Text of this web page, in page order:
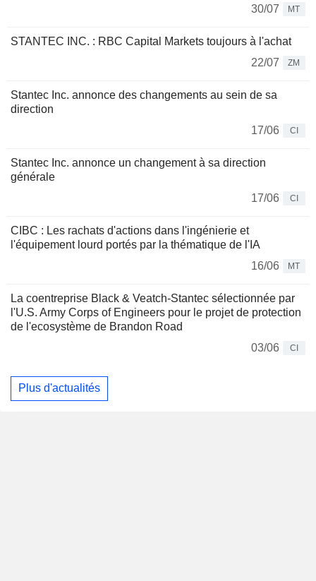
30/07
MT
STANTEC INC. : RBC Capital Markets toujours à l'achat
22/07
ZM
Stantec Inc. annonce des changements au sein de sa
direction
17/06
CI
Stantec Inc. annonce un changement à sa direction
générale
17/06
CI
CIBC : Les rachats d'actions dans l'ingénierie et
l'équipement lourd portés par la thématique de l'IA
16/06
MT
La coentreprise Black & Veatch-Stantec sélectionnée par
l'U.S. Army Corps of Engineers pour le projet de protection
de l'ecosystème de Brandon Road
03/06
CI
Plus d'actualités